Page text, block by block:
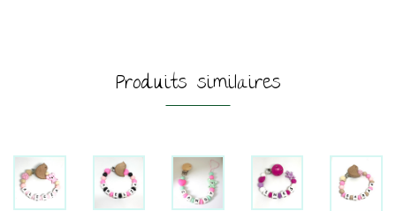
Produits similaires